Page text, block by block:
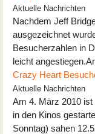
Aktuelle Nachrichten
Nachdem Jeff
ausgezeichnet
Besucherzahlen in
leicht
Crazy Heart
Aktuelle Nachrichten
Am 4. März 2010
in den Kinos
Sonntag) sahen